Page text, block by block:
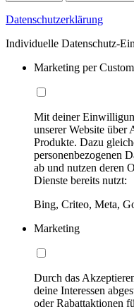
Datenschutzerklärung
Individuelle Datenschutz-
Marketing per
Mit deiner
unserer Website über
Produkte. Dazu
personenbezogenen
ab und nutzen deren
Dienste bereits nutzt:
Bing, Criteo, Meta,
Marketing
Durch das
deine Interessen
oder Rabattaktionen